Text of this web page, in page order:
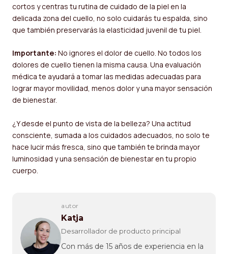
cortos y centras tu rutina de cuidado de la piel en la
delicada zona del cuello, no solo cuidarás tu espalda, sino
que también preservarás la elasticidad juvenil de tu piel.
Importante: No ignores el dolor de cuello. No todos los
dolores de cuello tienen la misma causa. Una evaluación
médica te ayudará a tomar las medidas adecuadas para
lograr mayor movilidad, menos dolor y una mayor sensación
de bienestar.
¿Y desde el punto de vista de la belleza? Una actitud
consciente, sumada a los cuidados adecuados, no solo te
hace lucir más fresca, sino que también te brinda mayor
luminosidad y una sensación de bienestar en tu propio
cuerpo.
autor
Katja
Desarrollador de producto principal
Con más de 15 años de experiencia en la